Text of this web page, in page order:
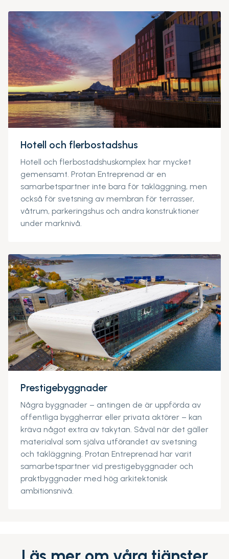
Hotell och flerbostadshus
Hotell och flerbostadshuskomplex har mycket
gemensamt. Protan Entreprenad är en
samarbetspartner inte bara för takläggning, men
också för svetsning av membran för terrasser,
våtrum, parkeringshus och andra konstruktioner
under marknivå.
Prestigebyggnader
Några byggnader – antingen de är uppförda av
offentliga byggherrar eller privata aktörer – kan
kräva något extra av takytan. Såväl när det gäller
materialval som själva utförandet av svetsning
och takläggning. Protan Entreprenad har varit
samarbetspartner vid prestigebyggnader och
praktbyggnader med hög arkitektonisk
ambitionsnivå.